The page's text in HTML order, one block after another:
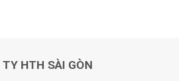
TY HTH SÀI GÒN